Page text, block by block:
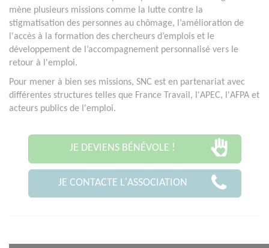
mène plusieurs missions comme la lutte contre la
stigmatisation des personnes au chômage, l’amélioration de
l'accès à la formation des chercheurs d’emplois et le
développement de l’accompagnement personnalisé vers le
retour à l'emploi.
Pour mener à bien ses missions, SNC est en partenariat avec
différentes structures telles que France Travail, l'APEC, l'AFPA et
acteurs publics de l'emploi.
JE DEVIENS BÉNÉVOLE !
JE CONTACTE L'ASSOCIATION